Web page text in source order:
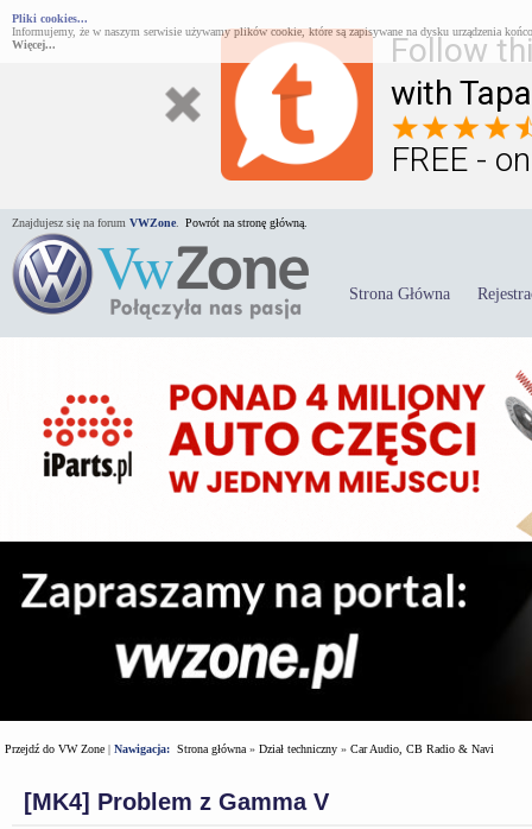
Follow
with
FREE -
Pliki cookies...
Informujemy, że w naszym serwisie używamy plików cookie, które są zapisywane na dysku urządzenia
Więcej...
Znajdujesz się na forum VWZone Powrót na stronę główną.
Strona Główna
Przejdź do VW Zone | Nawigacja: Strona główna » Dział techniczny » Car Audio, CB Radio & Navi
[MK4] Problem z Gamma V